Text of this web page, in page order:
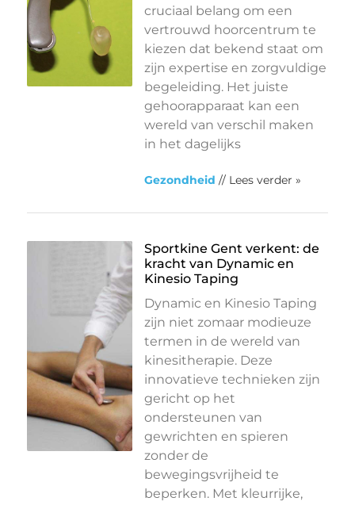
cruciaal belang om een
vertrouwd hoorcentrum te
kiezen dat bekend staat om
zijn expertise en zorgvuldige
begeleiding. Het juiste
gehoorapparaat kan een
wereld van verschil maken
in het dagelijks
Gezondheid // Lees verder »
Sportkine Gent verkent: de
kracht van Dynamic en
Kinesio Taping
Dynamic en Kinesio Taping
zijn niet zomaar modieuze
termen in de wereld van
kinesitherapie. Deze
innovatieve technieken zijn
gericht op het
ondersteunen van
gewrichten en spieren
zonder de
bewegingsvrijheid te
beperken. Met kleurrijke,